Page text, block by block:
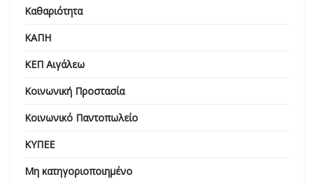
Καθαριότητα
ΚΑΠΗ
ΚΕΠ Αιγάλεω
Κοινωνική Προστασία
Κοινωνικό Παντοπωλείο
ΚΥΠΕΕ
Μη κατηγοριοποιημένο